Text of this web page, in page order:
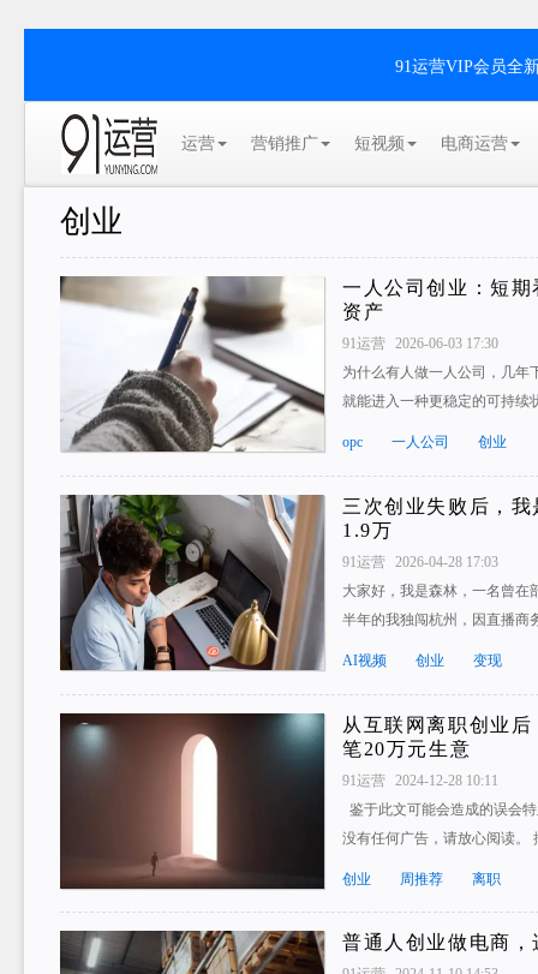
91运营VIP会员全
运营 营销推广 短视频 电商运营
创业
一人公司创业：短
资产
91运营 2026-06-03 17:30
为什么有人做一人公司，几年
就能进入一种更稳定的可持
opc 一人公司 创业
三次创业失败后，
1.9万
91运营
2026-04-28 17:03
大家好，我是森林，一名曾在
半年的我独闯杭州，因直播
AI视频 创业 变现
从互联网离职创业
笔20万元生意
91运营
2024-12-28 10:11
鉴于此文可能会造成的误会
没有任何广告，请放心阅读。
创业 周推荐 离职
普通人创业做电商